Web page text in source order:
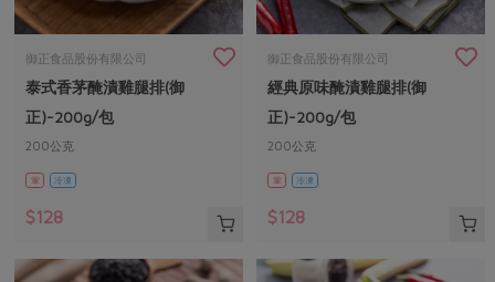
御正食品股份有限公司
泰式香茅醃漬雞腿排(御
正)-200g/包
200公克
葷 冷凍
$128
御正食品股份有限公司
經典原味醃漬雞腿排(御
正)-200g/包
200公克
葷 冷凍
$128